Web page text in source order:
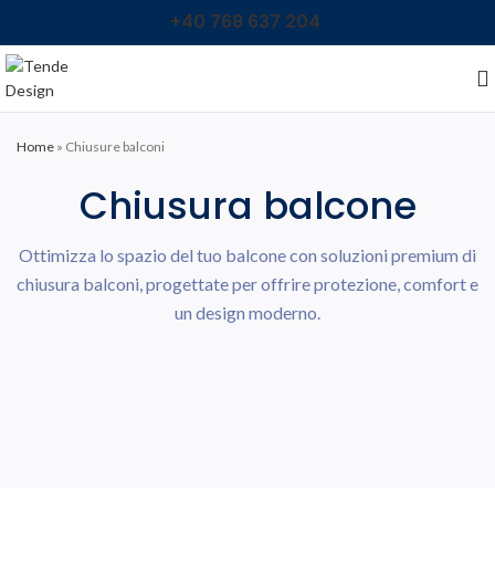
+40 768 637 204
Home » Chiusure balconi
Chiusura balcone
Ottimizza lo spazio del tuo balcone con soluzioni premium di
chiusura balconi, progettate per offrire protezione, comfort e
un design moderno.